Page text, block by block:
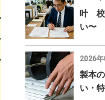
叶 校
い〜
2026年
製本
い・